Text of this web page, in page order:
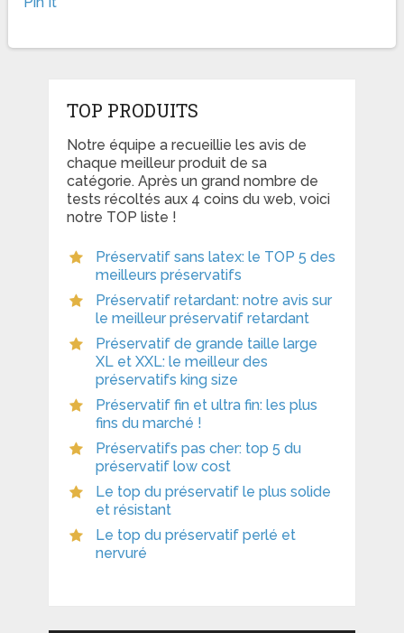
TOP PRODUITS
Notre équipe a recueillie les avis de
chaque meilleur produit de sa
catégorie. Après un grand nombre de
tests récoltés aux 4 coins du web, voici
notre TOP liste !
Préservatif sans latex: le TOP 5 des
meilleurs préservatifs
Préservatif retardant: notre avis sur
le meilleur préservatif retardant
Préservatif de grande taille large
XL et XXL: le meilleur des
préservatifs king size
Préservatif fin et ultra fin: les plus
fins du marché !
Préservatifs pas cher: top 5 du
préservatif low cost
Le top du préservatif le plus solide
et résistant
Le top du préservatif perlé et
nervuré